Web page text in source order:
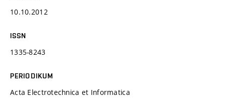
10.10.2012
ISSN
1335-8243
PERIODIKUM
Acta Electrotechnica et Informatica